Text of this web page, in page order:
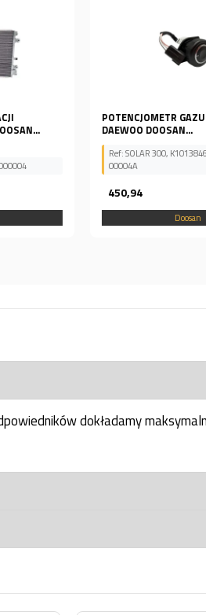
POTENCJOMETR GAZU
DAEWOO DOOSAN...
Ref: SOLAR 300, K1013846,
450,94
dokładamy